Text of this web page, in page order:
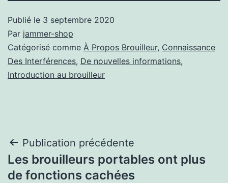
Publié le 3 septembre 2020
Par jammer-shop
Catégorisé comme À Propos Brouilleur, Connaissance
Des Interférences, De nouvelles informations,
Introduction au brouilleur
Navigation
de
Publication précédente
Les brouilleurs portables ont plus
de fonctions cachées